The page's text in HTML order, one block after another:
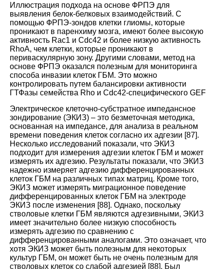
Иллюстрация подхода на основе ФРПЭ для
выявления белок-белковых взаимодействий. С
помощью ФРПЭ-зондов клетки глиомы, которые
проникают в паренхиму мозга, имеют более высокую
активность Rac1 и Cdc42 и более низкую активность
RhoA, чем клетки, которые проникают в
периваскулярную зону. Другими словами, метод на
основе ФРПЭ оказался полезным для мониторинга
способа инвазии клеток ГБМ. Это можно
контролировать путем балансировки активности
ГТФазы семейства Rho и Cdc42-специфического GEF
Электрическое клеточно-субстратное импедансное
зондирование (ЭКИЗ) – это безметочная методика,
основанная на импедансе, для анализа в реальном
времени поведения клеток согласно их адгезии [87].
Несколько исследований показали, что ЭКИЗ
подходит для измерения адгезии клеток ГБМ и может
измерять их адгезию. Результаты показали, что ЭКИЗ
надежно измеряет адгезию дифференцированных
клеток ГБМ на различных типах матриц. Кроме того,
ЭКИЗ может измерять миграционное поведение
дифференцированных клеток ГБМ на электроде
ЭКИЗ после изменения [88]. Однако, поскольку
стволовые клетки ГБМ являются адгезивными, ЭКИЗ
имеет значительно более низкую способность
измерять адгезию по сравнению с
дифференцированными аналогами. Это означает, что
хотя ЭКИЗ может быть полезным для некоторых
культур ГБМ, он может быть не очень полезным для
стволовых клеток со слабой адгезией [88]. Был